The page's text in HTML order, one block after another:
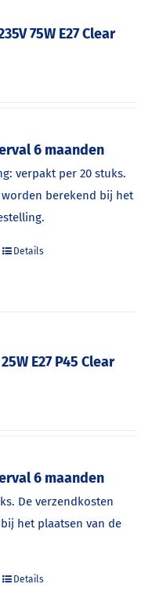
75W E27 Clear
6 maanden
verpakt per 20 stuks.
berekend bij het
Details
E27 P45 Clear
6 maanden
De verzendkosten
het plaatsen van de
Details